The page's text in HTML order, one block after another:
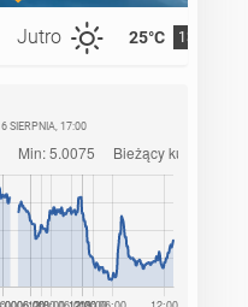
Jutro 25°C 13°C
6 SIERPNIA, 17:00